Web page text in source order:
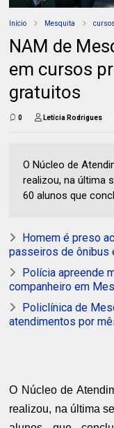
Início Mesquita
NAM de
em cursos
gratuitos
0 Letícia Rodrigues
O Núcleo de
realizou, na última
60 alunos que
Homem é preso
passeiros de ônibus
Polícia apreende
companheiro em
Policlínica de
atendimentos por
O Núcleo de
realizou, na última